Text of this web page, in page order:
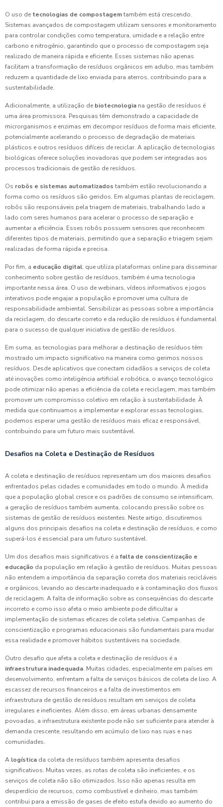
O uso de tecnologias de compostagemtambém está crescendo.
Sistemas avançados de compostagem utilizam sensores e monitoramento
para controlar condições como temperatura, umidade e a relação entre
carbono e nitrogênio, garantindo que o processo de compostagem seja
realizado de maneira rápida e eficiente. Esses sistemas não apenas
facilitam a transformação de resíduos orgânicos em adubo, mas também
reduzem a quantidade de lixo enviada para aterros, contribuindo para a
sustentabilidade.
Adicionalmente, a utilização de biotecnologia na gestão de resíduos é
uma área promissora. Pesquisas têm demonstrado a capacidade de
microrganismos e enzimas em decompor resíduos de forma mais eficiente,
potencialmente acelerando o processo de degradação de materiais
plásticos e outros resíduos difíceis de reciclar. A aplicação de tecnologias
biológicas oferece soluções inovadoras que podem ser integradas aos
processos tradicionais de gestão de resíduos.
Os robôs e sistemas automatizados também estão revolucionando a
forma como os resíduos são geridos. Em algumas plantas de reciclagem,
robôs são responsáveis pela triagem de materiais, trabalhando lado a
lado com seres humanos para acelerar o processo de separação e
aumentar a eficiência. Esses robôs possuem sensores que reconhecem
diferentes tipos de materiais, permitindo que a separação e triagem sejam
realizadas de forma rápida e precisa.
Por fim, a educação digital, que utiliza plataformas online para disseminar
conhecimento sobre gestão de resíduos, também é uma tecnologia
importante nessa área. O uso de webinars, vídeos informativos e jogos
interativos pode engajar a população e promover uma cultura de
responsabilidade ambiental. Sensibilizar as pessoas sobre a importância
da reciclagem, do descarte correto e da redução de resíduos é fundamental
para o sucesso de qualquer iniciativa de gestão de resíduos.
Em suma, as tecnologias para melhorar a destinação de resíduos têm
mostrado um impacto significativo na maneira como gerimos nossos
resíduos. Desde aplicativos que conectam cidadãos a serviços de coleta
até inovações como inteligência artificial e robótica, o avanço tecnológico
pode otimizar não apenas a eficiência da coleta e reciclagem, mas também
promover um compromisso coletivo em relação à sustentabilidade. À
medida que continuamos a implementar e explorar essas tecnologias,
podemos esperar uma gestão de resíduos mais eficaz e responsável,
contribuindo para um futuro mais sustentável.
Desafios na Coleta e Destinação de Resíduos
A coleta e destinação de resíduos representam um dos maiores desafios
enfrentados pelas cidades e comunidades em todo o mundo. À medida
que a população global cresce e os padrões de consumo se intensificam,
a geração de resíduos também aumenta, colocando pressão sobre os
sistemas de gestão de resíduos existentes. Neste artigo, discutiremos
alguns dos principais desafios na coleta e destinação de resíduos, e como
superá-los é essencial para um futuro sustentável.
Um dos desafios mais significativos é a falta de conscientização e
educação da população em relação à gestão de resíduos. Muitas pessoas
não entendem a importância da separação correta dos materiais recicláveis
e orgânicos, levando ao descarte inadequado e à contaminação dos fluxos
de reciclagem. A falta de informação sobre as consequências do descarte
incorreto e como isso afeta o meio ambiente pode dificultar a
implementação de sistemas eficazes de coleta seletiva. Campanhas de
conscientização e programas educacionais são fundamentais para mudar
essa realidade e promover hábitos sustentáveis na sociedade.
Outro desafio que afeta a coleta e destinação de resíduos é a
infraestrutura inadequada. Muitas cidades, especialmente em países em
desenvolvimento, enfrentam a falta de serviços básicos de coleta de lixo. A
escassez de recursos financeiros e a falta de investimentos em
infraestrutura de gestão de resíduos resultam em serviços de coleta
irregulares e ineficientes. Além disso, em áreas urbanas densamente
povoadas, a infraestrutura existente pode não ser suficiente para atender à
demanda crescente, resultando em acúmulo de lixo nas ruas e nas
comunidades.
A logística da coleta de resíduos também apresenta desafios
significativos. Muitas vezes, as rotas de coleta são ineficientes, e os
serviços de coleta não são otimizados. Isso não apenas resulta em
desperdício de recursos, como combustível e dinheiro, mas também
contribui para a emissão de gases de efeito estufa devido ao aumento do